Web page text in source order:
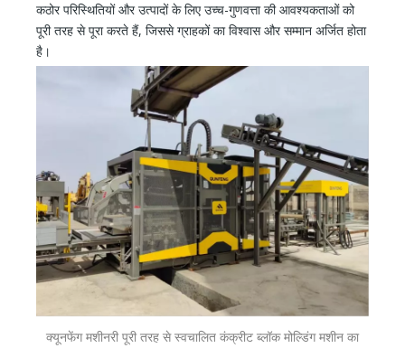
कठोर परिस्थितियों और उत्पादों के लिए उच्च-गुणवत्ता की आवश्यकताओं को
पूरी तरह से पूरा करते हैं, जिससे ग्राहकों का विश्वास और सम्मान अर्जित होता
है।
क्यूनफेंग मशीनरी पूरी तरह से स्वचालित कंक्रीट ब्लॉक मोल्डिंग मशीन का